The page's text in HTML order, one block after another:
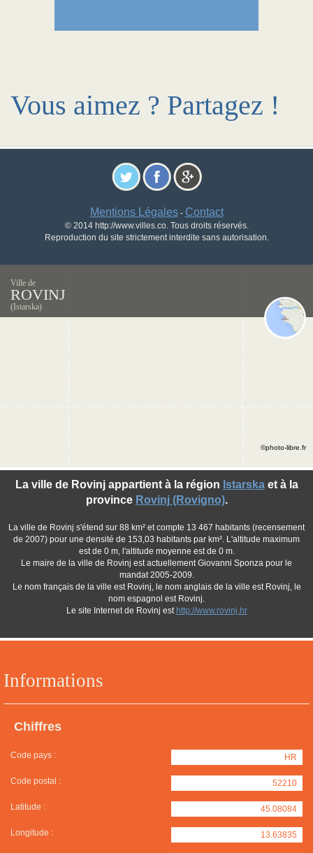
Vous aimez ? Partagez !
Mentions Légales- Contact
© 2014 http://www.villes.co. Tous droits réservés.
Reproduction du site strictement interdite sans autorisation.
Ville de
ROVINJ
(Istarska)
Informations
Chiffres
Code pays : HR
Code postal : 52210
Latitude : 45.08084
Longitude : 13.63835
La ville de Rovinj appartient à la région Istarskaet à la
province Rovinj (Rovigno).
La ville de Rovinj s'étend sur 88 km² et compte 13 467 habitants (recensement
de 2007) pour une densité de 153,03 habitants par km². L'altitude maximum
est de 0 m, l'altitude moyenne est de 0 m.
Le maire de la ville de Rovinj est actuellement Giovanni Sponza pour le
mandat 2005-2009.
Le nom français de la ville est Rovinj, le nom anglais de la ville est Rovinj, le
nom espagnol est Rovinj.
Le site Internet de Rovinj est http://www.rovinj.hr
©photo-libre.fr